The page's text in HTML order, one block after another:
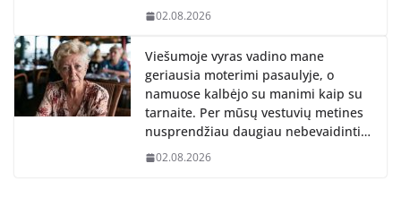
02.08.2026
Viešumoje vyras vadino mane
geriausia moterimi pasaulyje, o
namuose kalbėjo su manimi kaip su
tarnaite. Per mūsų vestuvių metines
nusprendžiau daugiau nebevaidinti…
02.08.2026